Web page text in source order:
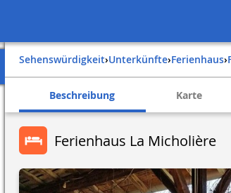
Sehenswürdigkeit› Unterkünfte› Ferienhaus›
Beschreibung Karte
Ferienhaus La Micholière